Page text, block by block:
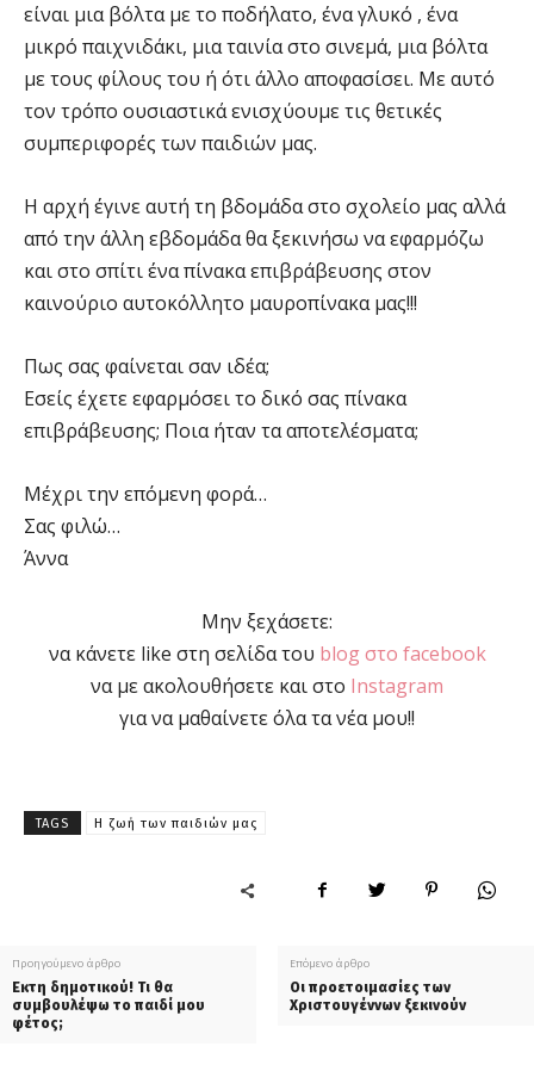
είναι μια βόλτα με το ποδήλατο, ένα γλυκό , ένα
μικρό παιχνιδάκι, μια ταινία στο σινεμά, μια βόλτα
με τους φίλους του ή ότι άλλο αποφασίσει. Με αυτό
τον τρόπο ουσιαστικά ενισχύουμε τις θετικές
συμπεριφορές των παιδιών μας.
Η αρχή έγινε αυτή τη βδομάδα στο σχολείο μας αλλά
από την άλλη εβδομάδα θα ξεκινήσω να εφαρμόζω
και στο σπίτι ένα πίνακα επιβράβευσης στον
καινούριο αυτοκόλλητο μαυροπίνακα μας!!!
Πως σας φαίνεται σαν ιδέα;
Εσείς έχετε εφαρμόσει το δικό σας πίνακα
επιβράβευσης; Ποια ήταν τα αποτελέσματα;
Μέχρι την επόμενη φορά…
Σας φιλώ…
Άννα
Μην ξεχάσετε:
να κάνετε like στη σελίδα του blog στο facebook
να με ακολουθήσετε και στο Instagram
για να μαθαίνετε όλα τα νέα μου!!
TAGS Η ζωή των παιδιών μας
Προηγούμενο άρθρο
Εκτη δημοτικού! Τι θα
συμβουλέψω το παιδί μου
φέτος;
Επόμενο άρθρο
Οι προετοιμασίες των
Χριστουγέννων ξεκινούν